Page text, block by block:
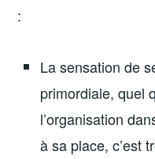
:
La sensation de
primordiale, quel
l’organisation
à sa place, c’est